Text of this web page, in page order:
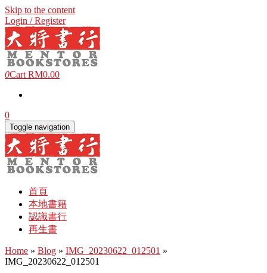
Skip to the content
Login / Register
0Cart RM0.00
0
Toggle navigation
首頁
本地書籍
認識書行
再生書
Home » Blog » IMG_20230622_012501 »
IMG_20230622_012501